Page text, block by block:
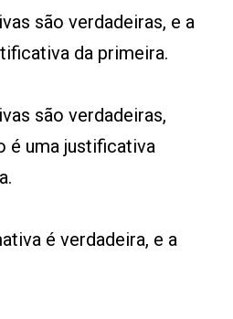
são verdadeiras, e a
da primeira.
são verdadeiras,
é uma justificativa
é verdadeira, e a